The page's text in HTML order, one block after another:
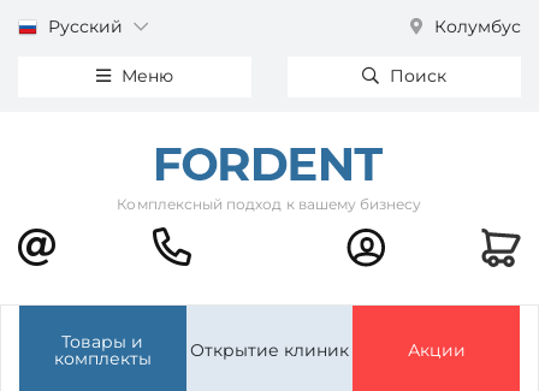
Русский Колумбус
Меню Поиск
Комплексный подход к вашему бизнесу
Товары и
комплекты Открытие клиник Акции